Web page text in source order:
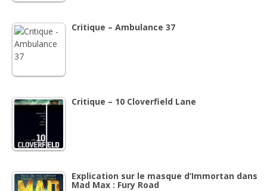
Critique – Ambulance 37
Critique – 10 Cloverfield Lane
Explication sur le masque d’Immortan dans
Mad Max : Fury Road